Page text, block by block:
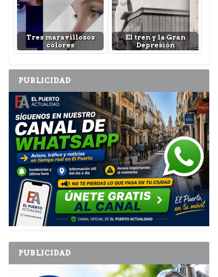
Tres maravillosos
colores
El tren y la Gran
Depresión
PUBLICIDAD
PUBLICIDAD